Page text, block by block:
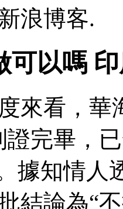
浪博客.
可以嗎
來看，華
證完畢，
據知情
結論為“